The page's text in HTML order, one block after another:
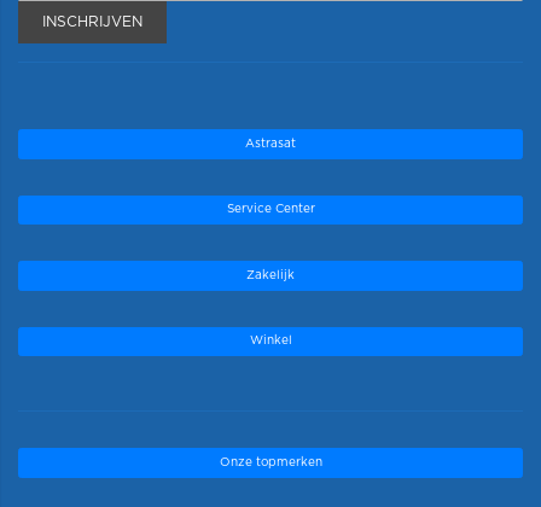
INSCHRIJVEN
Astrasat
Service Center
Zakelijk
Winkel
Onze topmerken